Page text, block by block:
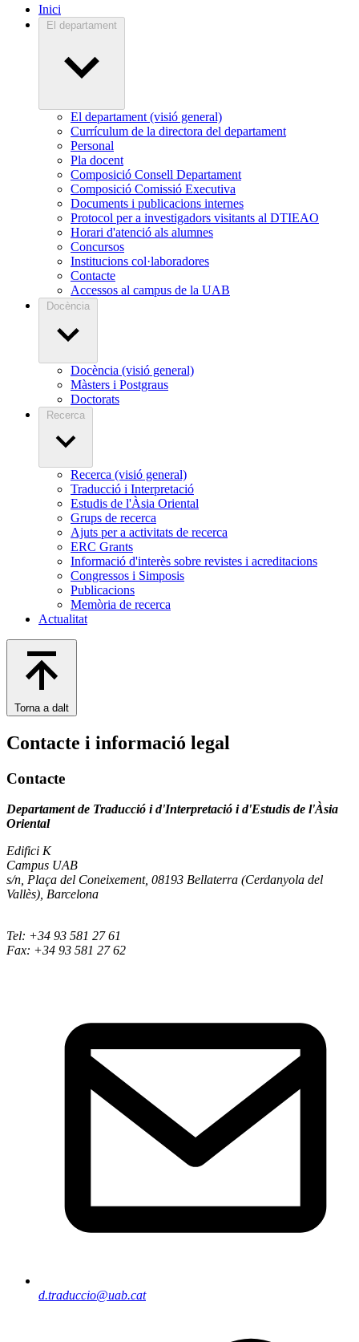
Inici
El departament
El departament (visió general)
Currículum de la directora del departament
Personal
Pla docent
Composició Consell Departament
Composició Comissió Executiva
Documents i publicacions internes
Protocol per a investigadors visitants al DTIEAO
Horari d'atenció als alumnes
Concursos
Institucions col·laboradores
Contacte
Accessos al campus de la UAB
Docència
Docència (visió general)
Màsters i Postgraus
Doctorats
Recerca
Recerca (visió general)
Traducció i Interpretació
Estudis de l'Àsia Oriental
Grups de recerca
Ajuts per a activitats de recerca
ERC Grants
Informació d'interès sobre revistes i acreditacions
Congressos i Simposis
Publicacions
Memòria de recerca
Actualitat
Torna a dalt
Contacte i informació legal
Contacte
Departament de Traducció i d'Interpretació i d'Estudis de l'Àsia
Oriental
Edifici K
Campus UAB
s/n, Plaça del Coneixement, 08193 Bellaterra (Cerdanyola del
Vallès), Barcelona
Tel: +34 93 581 27 61
Fax: +34 93 581 27 62
d.traduccio@uab.cat